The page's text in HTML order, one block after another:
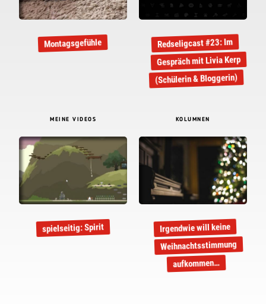
Montagsgefühle Redseligcast #23: Im
Gespräch mit Livia Kerp
(Schülerin & Bloggerin)
MEINE VIDEOS
spielseitig: Spirit
KOLUMNEN
Irgendwie will keine
Weihnachtsstimmung
aufkommen…